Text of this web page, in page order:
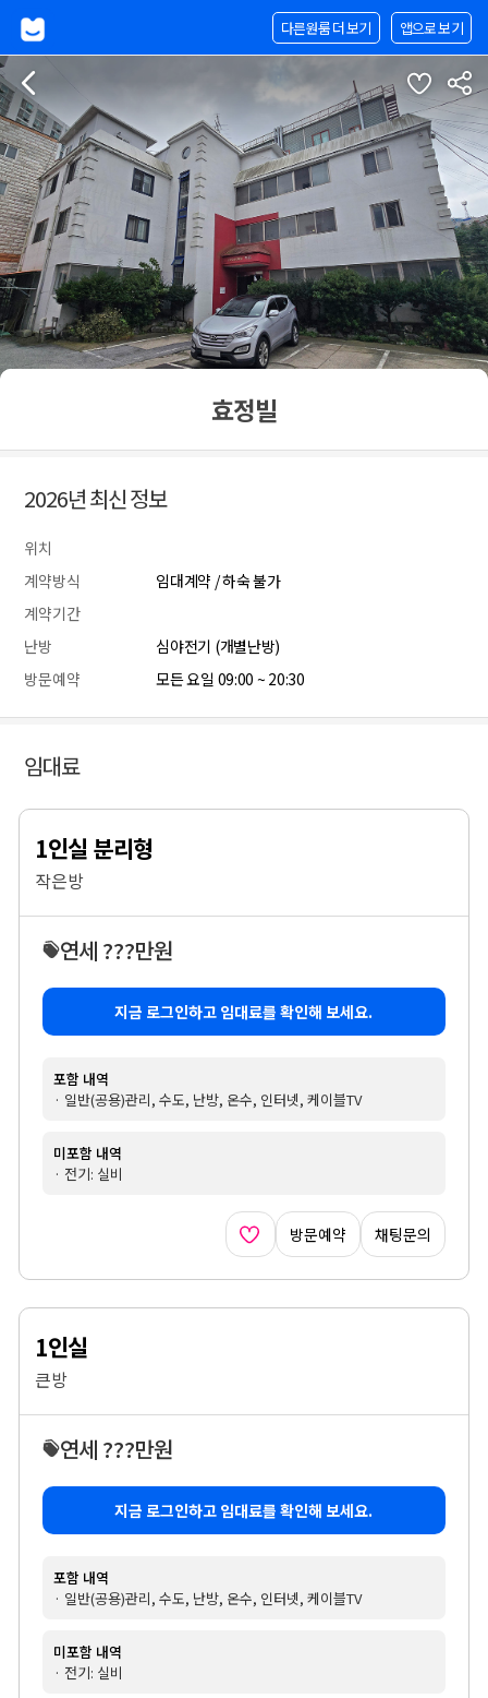
앱으로 보기
다른원룸 더 보기
효정빌
2026년 최신 정보
위치
계약방식
임대계약 / 하숙 불가
계약기간
난방
심야전기 (개별난방)
방문예약
모든 요일 09:00 ~ 20:30
임대료
1인실 분리형
작은방
연세 ???만원
지금 로그인하고 임대료를 확인해 보세요.
포함 내역
· 일반(공용)관리, 수도, 난방, 온수, 인터넷, 케이블TV
미포함 내역
· 전기: 실비
방문예약 채팅문의
1인실
큰방
연세 ???만원
지금 로그인하고 임대료를 확인해 보세요.
포함 내역
· 일반(공용)관리, 수도, 난방, 온수, 인터넷, 케이블TV
미포함 내역
· 전기: 실비